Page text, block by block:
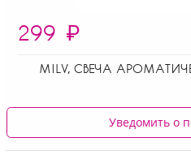
299 ₽
MILV, СВЕЧА
Уведомить о